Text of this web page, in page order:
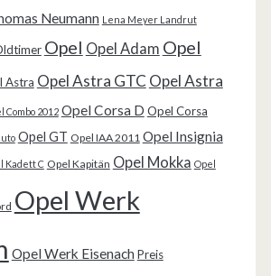
Neumann Lena Meyer Landrut
Opel Opel Adam Opel
Astra Opel Astra GTC Opel Astra
Combo 2012 Opel Corsa D Opel Corsa
Opel GT Opel IAA 2011 Opel Insignia
Kadett C Opel Kapitän Opel Mokka Opel
Opel Werk
Opel Werk Eisenach Preis